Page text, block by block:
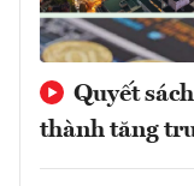
Quyết
thành tăng